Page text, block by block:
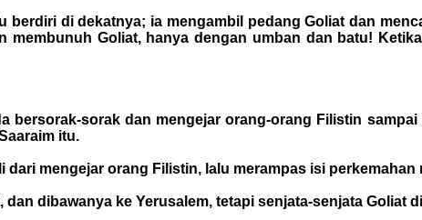
berdiri di dekatnya; ia mengambil pedang Goliat dan
membunuh Goliat, hanya dengan umban dan batu!
bersorak-sorak dan mengejar orang-orang Filistin
itu.
dari mengejar orang Filistin, lalu merampas isi perkemahan
dan dibawanya ke Yerusalem, tetapi senjata-senjata Goliat